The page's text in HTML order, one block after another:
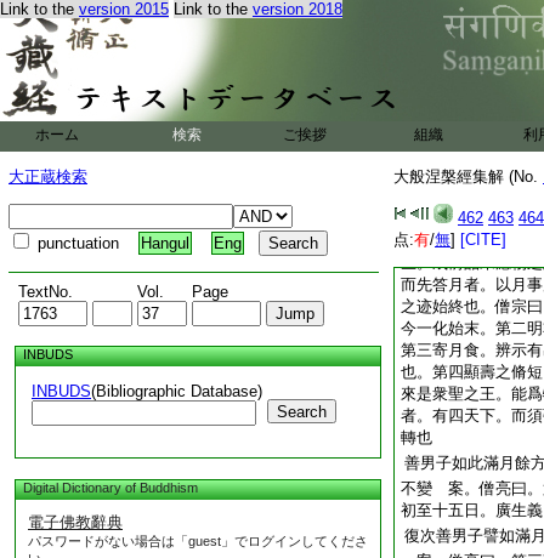
Link to the version 2015 Link to the version 2018
ホーム 検索 ご挨拶 組織 利
大正蔵検索
punctuation Hangul Eng
TextNo. Vol. Page
INBUDS
INBUDS(Bibliographic Database)
Search
Digital Dictionary of Buddhism
電子佛教辭典
パスワードがない場合は「guest」でログインしてくださ
大般涅槃經集解 (No.
462 463 464
点:有/無] [CITE]
法身體相。名字功
以涅槃爲極致。下
從四種人竟四 3 到
縁因也。從二十五
也。僧宗
白。
月喩。 5 遍明法身
第十二問未竟。更
佛復告迦葉譬如有
案。僧亮曰。月譬
生。成前品未應物
而先答月者。以月
之迹始終也。僧宗
今一化始末。第二
第三寄月食。辨示
也。第四顯壽之脩
來是衆聖之王。能
者。有四天下。而
轉也
善男子如此滿月餘
不變 案。僧亮曰。
初至十五日。廣生
復次善男子譬如滿